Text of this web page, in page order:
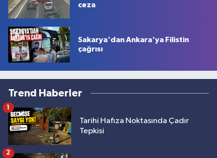
ceza
Sakarya'dan Ankara'ya Filistin
çağrısı
Trend Haberler
Tarihi Hafıza Noktasında Çadır
Tepkisi
1
2